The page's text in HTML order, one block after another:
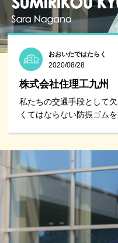
おおいたではたらく
2020/08/28
株式会社住理工九州
私たちの交通手段として
くてはならない防振ゴム